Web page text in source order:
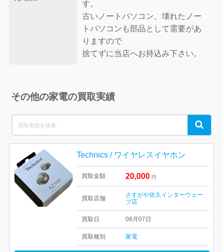
す。
古いノートパソコン、壊れたノー
トパソコンも部品として需要があ
りますので
捨てずに当店へお持込み下さい。
その他の家電の買取実績
for:
Search
Technics / ワイヤレスイヤホン
買取金額 20,000 円
買取店舗
さすがや佐久インターウェー
ブ店
買取日 08月07日
買取種別 家電